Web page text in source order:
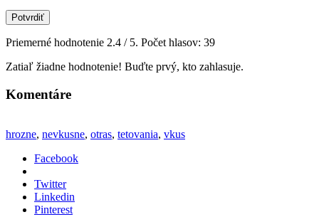
Potvrdiť
Priemerné hodnotenie 2.4 / 5. Počet hlasov: 39
Zatiaľ žiadne hodnotenie! Buďte prvý, kto zahlasuje.
Komentáre
hrozne, nevkusne, otras, tetovania, vkus
Facebook
Twitter
Linkedin
Pinterest